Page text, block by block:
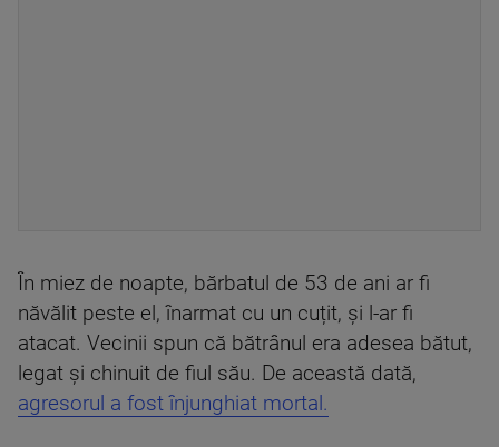
În miez de noapte, bărbatul de 53 de ani ar fi
năvălit peste el, înarmat cu un cuțit, și l-ar fi
atacat. Vecinii spun că bătrânul era adesea bătut,
legat și chinuit de fiul său. De această dată,
agresorul a fost înjunghiat mortal.